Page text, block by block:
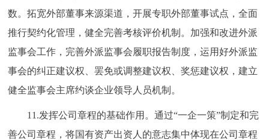
数。拓宽外部董事来源渠道，开展专职外部董事试点，全面
推行契约化管理，健全完善考核评价机制。加强和改进外派
监事会工作，完善外派监事会履职报告制度，运用好外派监
事会的纠正建议权、罢免或调整建议权、奖惩建议权，建立
健全监事会主席约谈企业领导人员机制。
11.发挥公司章程的基础作用。通过“一企一策”制定和完
善公司章程，将国有资产出资人的意志集中体现在公司章程